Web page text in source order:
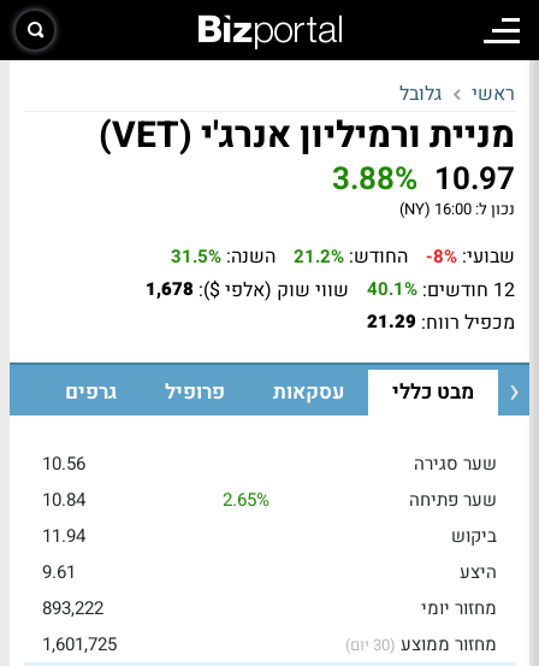
ראשי גלובל
מניית ורמיליון אנרג'י (VET)
10.97
3.88%
נכון ל: 16:00 (NY)
שבועי: -8% החודש: 21.2% השנה: 31.5%
12 חודשים: 40.1% שווי שוק (אלפי $): 1,678
מכפיל רווח: 21.29
מבט כללי עסקאות פרופיל גרפים
שער סגירה
10.56
שער פתיחה
2.65%
10.84
ביקוש
11.94
היצע
9.61
מחזור יומי
893,222
מחזור ממוצע (30 יום)
1,601,725